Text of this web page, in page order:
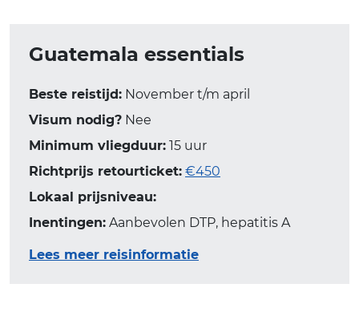
Guatemala essentials
Beste reistijd: November t/m april
Visum nodig? Nee
Minimum vliegduur: 15 uur
Richtprijs retourticket: €450
Lokaal prijsniveau:
Inentingen: Aanbevolen DTP, hepatitis A
Lees meer reisinformatie